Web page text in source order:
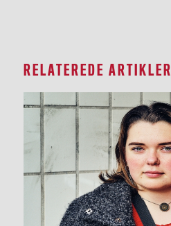
RELATEREDE ARTIKLER